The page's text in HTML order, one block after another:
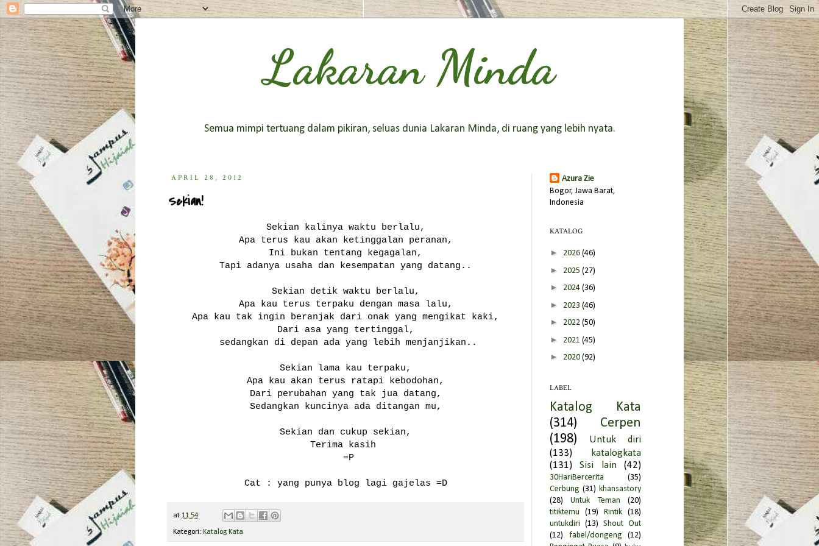
Lakaran Minda
Semua mimpi tertuang dalam pikiran, seluas dunia Lakaran Minda, di ruang yang lebih nyata.
APRIL 28, 2012
Sekian!
Sekian kalinya waktu berlalu,
Apa terus kau akan ketinggalan peranan,
Ini bukan tentang kegagalan,
Tapi adanya usaha dan kesempatan yang datang..
Sekian detik waktu berlalu,
Apa kau terus terpaku dengan masa lalu,
Apa kau tak ingin beranjak dari onak yang mengikat kaki,
Dari asa yang tertinggal,
sedangkan di depan ada yang lebih menjanjikan..
Sekian lama kau terpaku,
Apa kau akan terus ratapi kebodohan,
Dari perubahan yang tak jua datang,
Sedangkan kuncinya ada ditangan mu,
Sekian dan cukup sekian,
Terima kasih
=P
Cat : yang punya blog lagi gajelas =D
at 11.54
Kategori: Katalog Kata
Azura Zie
Bogor, Jawa Barat,
Indonesia
KATALOG
► 2026 (46)
► 2025 (27)
► 2024 (36)
► 2023 (46)
► 2022 (50)
► 2021 (45)
► 2020 (92)
►2018
► 2017(51)
►2016
►2015 (39)
► 2014(51)
►2013(194)
▼ 2012(152)
►Desember(7)
►November(7)
LABEL
Katalog Kata
(314)
Cerpen
(198)
Untuk diri
(133)
katalogkata
(131)
Sisi lain (42)
30HariBercerita
(35)
Cerbung (31) khansastory
(28)
Untuk Teman
(20)
titiktemu
(19) Rintik (18)
untukdiri (13) Shout Out
(12)
fabel/dongeng
(12)